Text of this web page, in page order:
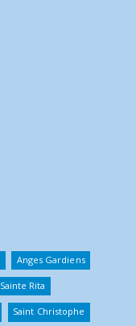
Anges Gardiens
Sainte Rita
Saint Christophe